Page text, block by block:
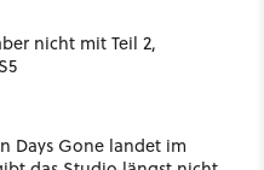
nicht mit Teil 2,
Days Gone landet im